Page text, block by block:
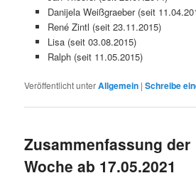
Danijela Weißgraeber (seit
René Zintl (seit 23.11.2015)
Lisa (seit 03.08.2015)
Ralph (seit 11.05.2015)
Veröffentlicht unterAllgemein |Schreibe
Zusammenfassung der
Woche ab 17.05.2021